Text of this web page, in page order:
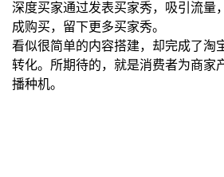
深度买家通过发表买家秀，吸引流量
成购买，留下更多买家秀。
看似很简单的内容搭建，却完成了淘
转化。所期待的，就是消费者为商家
播种机。